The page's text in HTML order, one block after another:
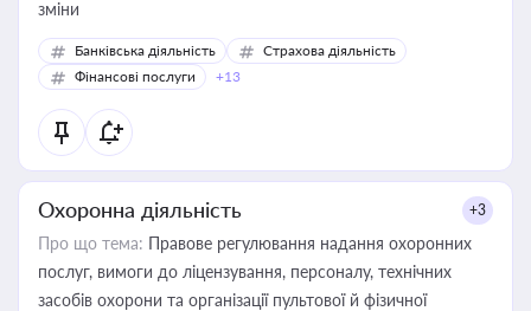
зміни
Банківська діяльність
Страхова діяльність
Фінансові послуги
+13
Охоронна діяльність +3
Про що тема: Правове регулювання надання охоронних
послуг, вимоги до ліцензування, персоналу, технічних
засобів охорони та організації пультової й фізичної